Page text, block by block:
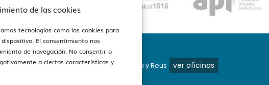
de las cookies
tecnologías como las cookies para
El consentimiento nos
de navegación. No consentir o
a ciertas características y
Estamos en Barcelona y Reus ver oficinas